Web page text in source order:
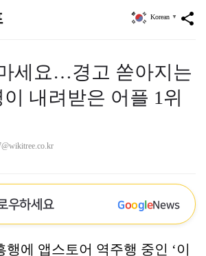
share
Korean ▼
세요…경고 쏟아지는
내려받은 어플 1위
우하세요 GoogleNews
에 앱스토어 역주행 중인 ‘이